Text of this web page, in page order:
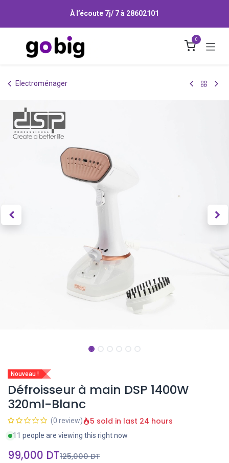
À l’écoute 7j/ 7 à 28602101
0
Electroménager
Nouveau !
Défroisseur à main DSP 1400W
320ml-Blanc
(0 review) 5 sold in last 24 hours
11 people are viewing this right now
99,000 DT125,000DT